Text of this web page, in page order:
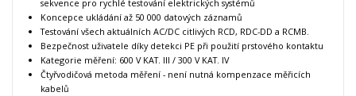
sekvence pro rychlé testování elektrických systémů
Koncepce ukládání až 50 000 datových záznamů
Testování všech aktuálních AC/DC citlivých RCD, RDC-DD a RCMB.
Bezpečnost uživatele díky detekci PE při použití prstového kontaktu
Kategorie měření: 600 V KAT. III / 300 V KAT. IV
Čtyřvodičová metoda měření - není nutná kompenzace měřicích
kabelů